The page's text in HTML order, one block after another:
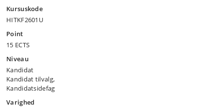
Kursuskode
HITKF2601U
Point
15 ECTS
Niveau
Kandidat
Kandidat tilvalg,
Kandidatsidefag
Varighed